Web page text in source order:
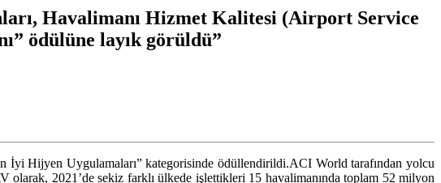
Havalimanı Hizmet Kalitesi (Airport Service
ödülüne layık görüldü
İyi Hijyen Uygulamaları” kategorisinde ödüllendirildi.ACI World tarafından yolcu
2021’de sekiz farklı ülkede işlettikleri 15 havalimanında toplam 52 milyon